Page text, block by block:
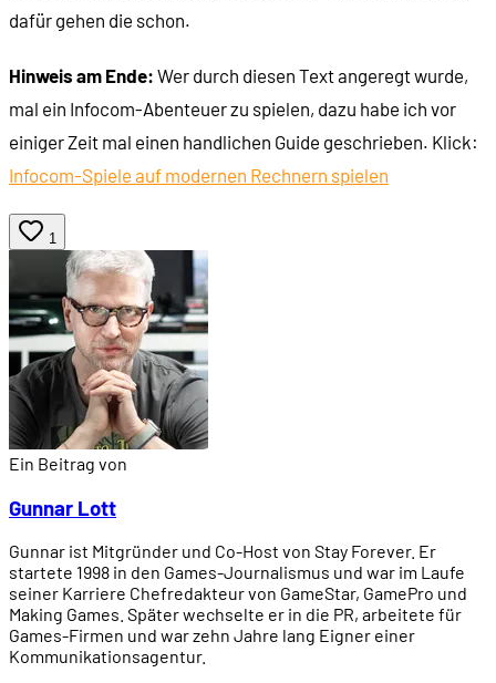
dafür gehen die schon.
Hinweis am Ende: Wer durch diesen Text angeregt wurde,
mal ein Infocom-Abenteuer zu spielen, dazu habe ich vor
einiger Zeit mal einen handlichen Guide geschrieben. Klick:
Infocom-Spiele auf modernen Rechnern spielen
1
Ein Beitrag von
Gunnar Lott
Gunnar ist Mitgründer und Co-Host von Stay Forever. Er
startete 1998 in den Games-Journalismus und war im Laufe
seiner Karriere Chefredakteur von GameStar, GamePro und
Making Games. Später wechselte er in die PR, arbeitete für
Games-Firmen und war zehn Jahre lang Eigner einer
Kommunikationsagentur.